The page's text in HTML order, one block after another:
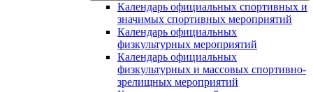
Календарь официальных спортивных и
значимых спортивных мероприятий
Календарь официальных
физкультурных мероприятий
Календарь официальных
физкультурных и массовых спортивно-
зрелищных мероприятий